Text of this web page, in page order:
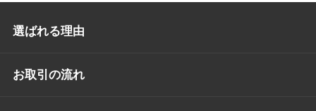
選ばれる理由
お取引の流れ